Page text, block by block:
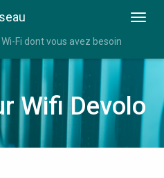
Fi dont vous avez besoin
Wifi Devolo